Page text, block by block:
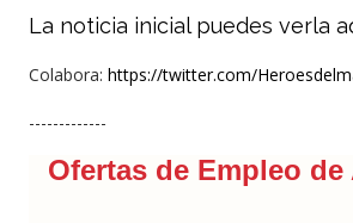
La noticia inicial puedes verla
Colabora: https://twitter.com/
-------------
Ofertas de Empleo